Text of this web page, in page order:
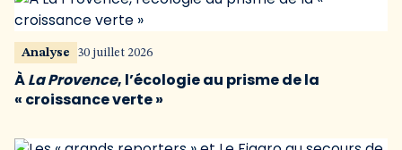
Analyse 30 juillet 2026
ÀLa Provence, l’écologie au prisme de la
« croissance verte »